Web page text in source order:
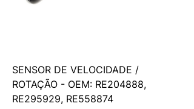
SENSOR DE VELOCIDADE /
ROTAÇÃO - OEM: RE204888,
RE295929, RE558874